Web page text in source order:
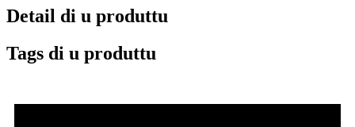
Detail di u produttu
Tags di u produttu